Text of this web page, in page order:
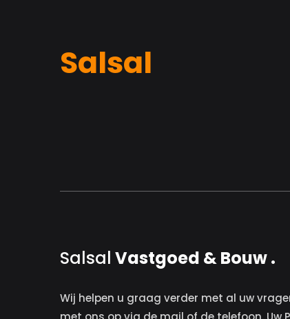
Salsal
Salsal Vastgoed & Bouw .
Wij helpen u graag verder met al uw